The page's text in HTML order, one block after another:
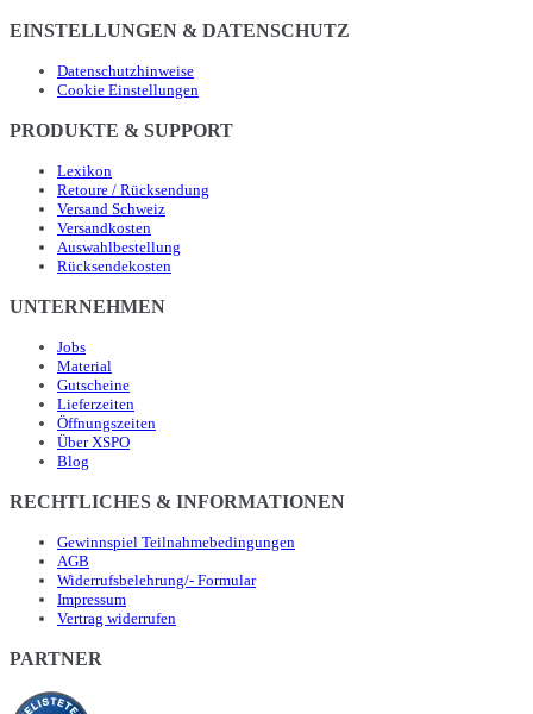
EINSTELLUNGEN & DATENSCHUTZ
Datenschutzhinweise
Cookie Einstellungen
PRODUKTE & SUPPORT
Lexikon
Retoure / Rücksendung
Versand Schweiz
Versandkosten
Auswahlbestellung
Rücksendekosten
UNTERNEHMEN
Jobs
Material
Gutscheine
Lieferzeiten
Öffnungszeiten
Über XSPO
Blog
RECHTLICHES & INFORMATIONEN
Gewinnspiel Teilnahmebedingungen
AGB
Widerrufsbelehrung/- Formular
Impressum
Vertrag widerrufen
PARTNER